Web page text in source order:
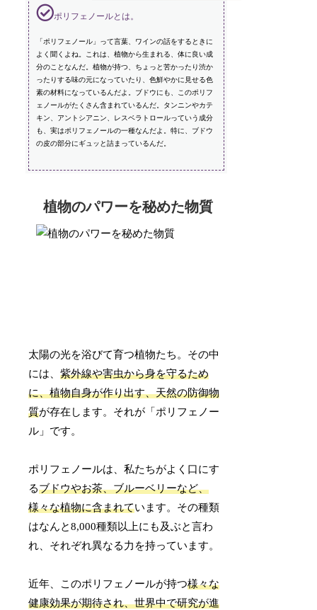
ポリフェノールとは。
「ポリフェノール」って言葉、ワインの話をするときに
よく聞くよね。これは、植物から生まれる、体に良い成
分のことなんだ。植物が持つ、ちょっと苦かったり渋か
ったりする味の元になっていたり、色鮮やかに見せる色
素の材料になっているんだよ。ブドウにも、このポリフ
ェノールがたくさん含まれているんだ。タンニンやカテ
キン、アントシアニン、レスベラトロールっていう成分
も、実はポリフェノールの一種なんだよ。特に、ブドウ
の皮の部分にギュッと詰まっているんだ。
植物のパワーを秘めた物質
太陽の光を浴びて育つ植物たち。その中
には、紫外線や害虫から身を守るため
に、植物自身が作り出す、天然の防御物
質が存在します。それが「ポリフェノー
ル」です。
ポリフェノールは、私たちがよく口にす
るブドウやお茶、ブルーベリーなど、
様々な植物に含まれています。その種類
はなんと8,000種類以上にも及ぶと言わ
れ、それぞれ異なる力を持っています。
近年、このポリフェノールが持つ様々な
健康効果が期待され、世界中で研究が進